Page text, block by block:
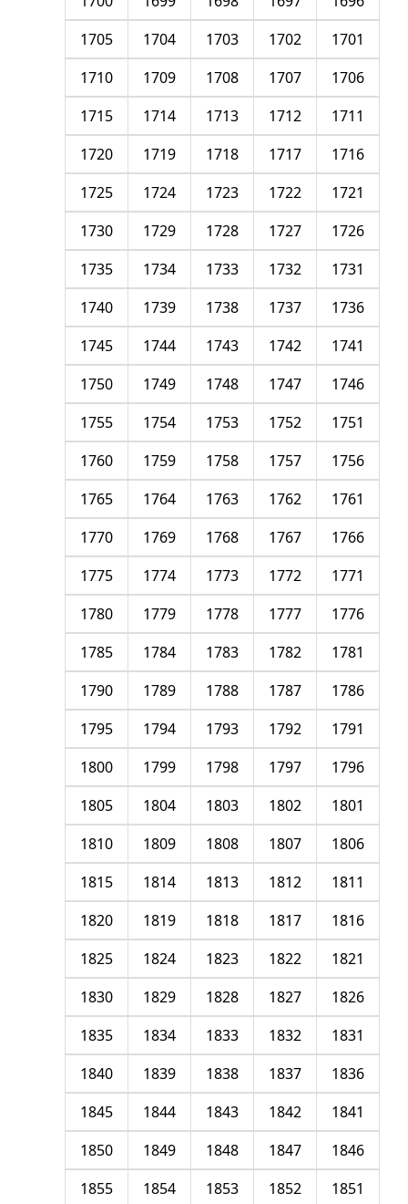
1701
1702
1703
1704
1705
1706
1707
1708
1709
1710
1711
1712
1713
1714
1715
1716
1717
1718
1719
1720
1721
1722
1723
1724
1725
1726
1727
1728
1729
1730
1731
1732
1733
1734
1735
1736
1737
1738
1739
1740
1741
1742
1743
1744
1745
1746
1747
1748
1749
1750
1751
1752
1753
1754
1755
1756
1757
1758
1759
1760
1761
1762
1763
1764
1765
1766
1767
1768
1769
1770
1771
1772
1773
1774
1775
1776
1777
1778
1779
1780
1781
1782
1783
1784
1785
1786
1787
1788
1789
1790
1791
1792
1793
1794
1795
1796
1797
1798
1799
1800
1801
1802
1803
1804
1805
1806
1807
1808
1809
1810
1811
1812
1813
1814
1815
1816
1817
1818
1819
1820
1821
1822
1823
1824
1825
1826
1827
1828
1829
1830
1831
1832
1833
1834
1835
1836
1837
1838
1839
1840
1841
1842
1843
1844
1845
1846
1847
1848
1849
1850
1851
1852
1853
1854
1855